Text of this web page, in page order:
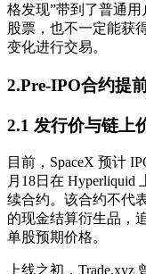
格发现”带到了普通用
股票，也不一定能获
变化进行交易。
2.Pre-IPO合约提
2.1 发行价与链上
目前，SpaceX 预计
月18日在 Hyperliquid
续合约。该合约不代
的现金结算衍生品，
单股预期价格。
上线之初，